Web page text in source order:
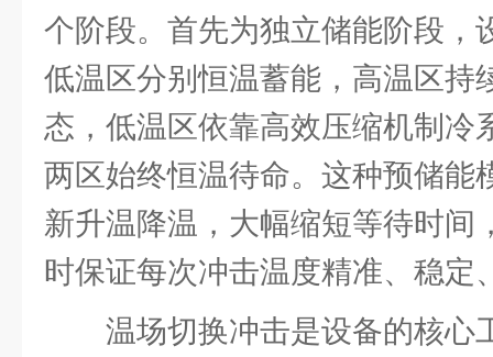
个阶段。首先为独立储能阶段，
低温区分别恒温蓄能，高温区持
态，低温区依靠高效压缩机制冷
两区始终恒温待命。这种预储能
新升温降温，大幅缩短等待时间
时保证每次冲击温度精准、稳定
温场切换冲击是设备的核心